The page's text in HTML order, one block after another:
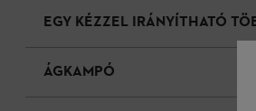
EGY KÉZZEL IRÁNYÍTHATÓ
ÁGKAMPÓ